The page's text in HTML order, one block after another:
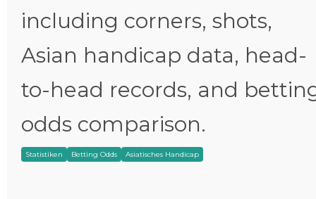
including corners, shots,
Asian handicap data, head-
to-head records, and
odds comparison.
Statistiken Betting Odds Asiatisches Handicap